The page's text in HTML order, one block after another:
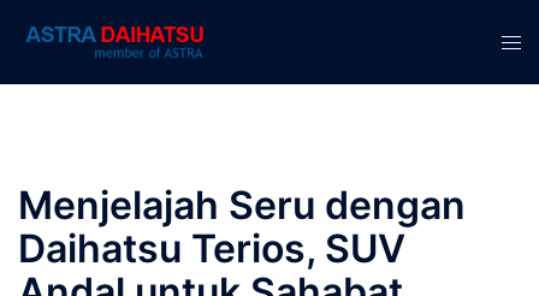
Menjelajah Seru dengan
Daihatsu Terios, SUV